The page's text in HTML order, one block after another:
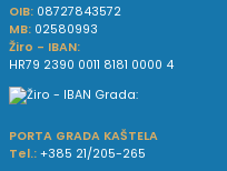
OIB: 08727843572
MB: 02580993
Žiro - IBAN:
HR79 2390 0011 8181 0000 4
PORTA GRADA KAŠTELA
Tel.: +385 21/205-265